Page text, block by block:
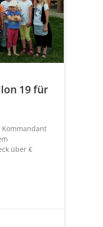
19 für
über €